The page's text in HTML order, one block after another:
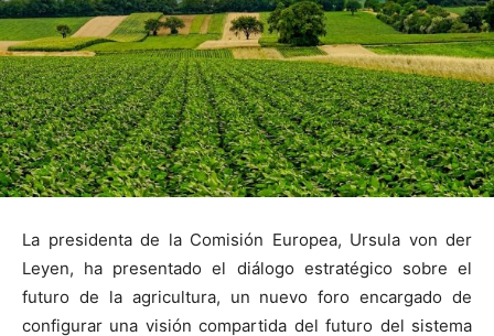
La presidenta de la Comisión Europea, Ursula von der
Leyen, ha presentado el diálogo estratégico sobre el
futuro de la agricultura, un nuevo foro encargado de
configurar una visión compartida del futuro del sistema